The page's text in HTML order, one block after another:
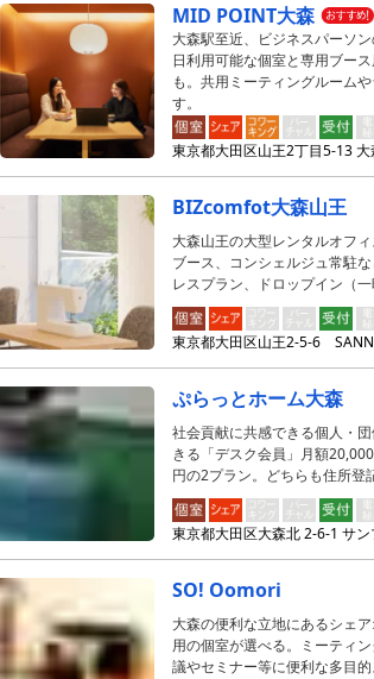
MID POINT大森
大森駅至近、ビジネスパーソ
日利用可能な個室と専用ブー
も。共用ミーティングルーム
す。
東京都大田区山王2丁目5-13
BIZcomfot大森山王
大森山王の大型レンタルオフ
ブース、コンシェルジュ常駐
レスプラン、ドロップイン（一
東京都大田区山王2-5-6
ぷらっとホーム大森
社会貢献に共感できる個人・
きる「デスク会員」月額
円の2プラン。どちらも住所登
東京都大田区大森北 2-6-1 サ
SO! Oomori
大森の便利な立地にあるシェ
用の個室が選べる。ミーティ
議やセミナー等に便利な多目